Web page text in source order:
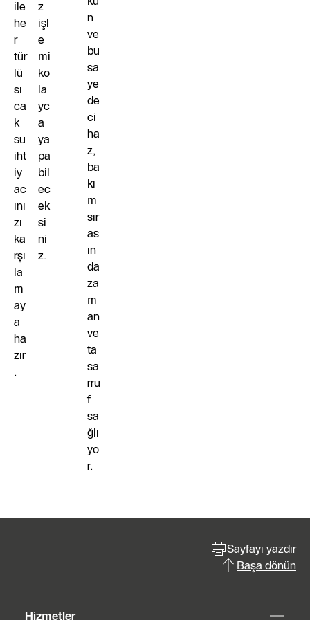
ile
he
r
tür
lü
sı
ca
k
su
iht
iy
ac
ını
zı
ka
rşı
la
m
ay
a
ha
zır
.
z
işl
e
mi
ko
la
yc
a
ya
pa
bil
ec
ek
si
ni
z.
n
ve
bu
sa
ye
de
ci
ha
z,
ba
kı
m
sır
as
ın
da
za
m
an
ve
ta
sa
rru
f
sa
ğlı
yo
r.
Sayfayı yazdır
Başa dönün
Hizmetler